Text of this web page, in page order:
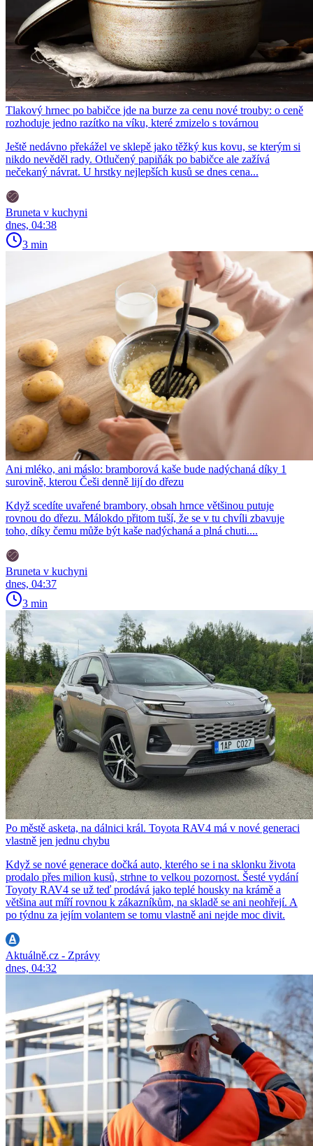
Tlakový hrnec po babičce jde na burze za cenu nové trouby: o ceně
rozhoduje jedno razítko na víku, které zmizelo s továrnou
Ještě nedávno překážel ve sklepě jako těžký kus kovu, se kterým si
nikdo nevěděl rady. Otlučený papiňák po babičce ale zažívá
nečekaný návrat. U hrstky nejlepších kusů se dnes cena...
Bruneta v kuchyni
dnes, 04:38
3 min
Ani mléko, ani máslo: bramborová kaše bude nadýchaná díky 1
surovině, kterou Češi denně lijí do dřezu
Když scedíte uvařené brambory, obsah hrnce většinou putuje
rovnou do dřezu. Málokdo přitom tuší, že se v tu chvíli zbavuje
toho, díky čemu může být kaše nadýchaná a plná chuti....
Bruneta v kuchyni
dnes, 04:37
3 min
Po městě asketa, na dálnici král. Toyota RAV4 má v nové generaci
vlastně jen jednu chybu
Když se nové generace dočká auto, kterého se i na sklonku života
prodalo přes milion kusů, strhne to velkou pozornost. Šesté vydání
Toyoty RAV4 se už teď prodává jako teplé housky na krámě a
většina aut míří rovnou k zákazníkům, na skladě se ani neohřejí. A
po týdnu za jejím volantem se tomu vlastně ani nejde moc divit.
Aktuálně.cz - Zprávy
dnes, 04:32